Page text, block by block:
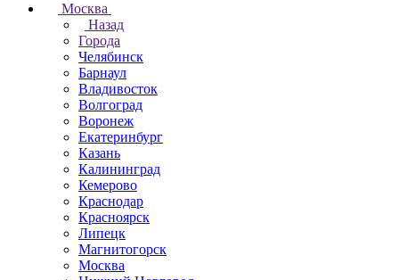
Москва
Назад
Города
Челябинск
Барнаул
Владивосток
Волгоград
Воронеж
Екатеринбург
Казань
Калининград
Кемерово
Краснодар
Красноярск
Липецк
Магнитогорск
Москва